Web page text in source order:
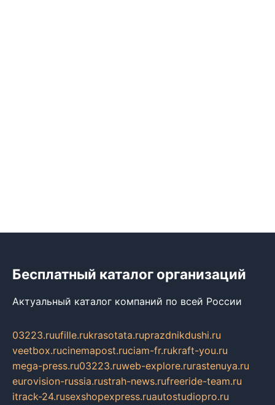
Бесплатный каталог организаций
Актуальный каталог компаний по всей России
03223.ruufille.rukrasotata.ruprazdnikdushi.ru
veetbox.rucinemapost.ruciam-fr.rukraft-you.ru
mega-press.ru03223.ruweb-explore.rurastenuya.ru
eurovision-russia.rustrah-news.rufreeride-team.ru
itrack-24.rusexshopexpress.ruautostudiopro.ru